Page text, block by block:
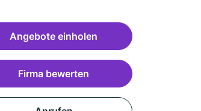
Angebote einholen
Firma bewerten